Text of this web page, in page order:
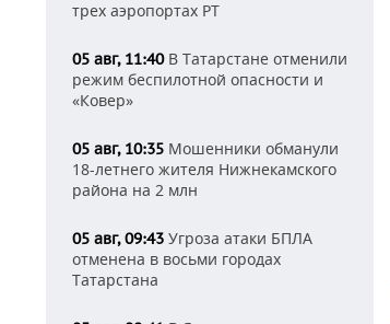
трех аэропортах РТ
05 авг, 11:40В Татарстане отменили
режим беспилотной опасности и
«Ковер»
05 авг, 10:35 Мошенники обманули
18-летнего жителя Нижнекамского
района на 2 млн
05 авг, 09:43 Угроза атаки БПЛА
отменена в восьми городах
Татарстана